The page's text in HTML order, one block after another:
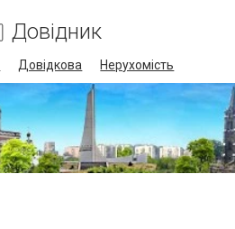
Довідник
Довідкова Нерухомість